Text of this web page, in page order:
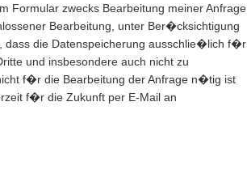
Formular zwecks Bearbeitung meiner Anfrage
Bearbeitung, unter Ber�cksichtigung
dass die Datenspeicherung ausschlie�lich f�r
und insbesondere auch nicht zu
f�r die Bearbeitung der Anfrage n�tig ist
f�r die Zukunft per E-Mail an